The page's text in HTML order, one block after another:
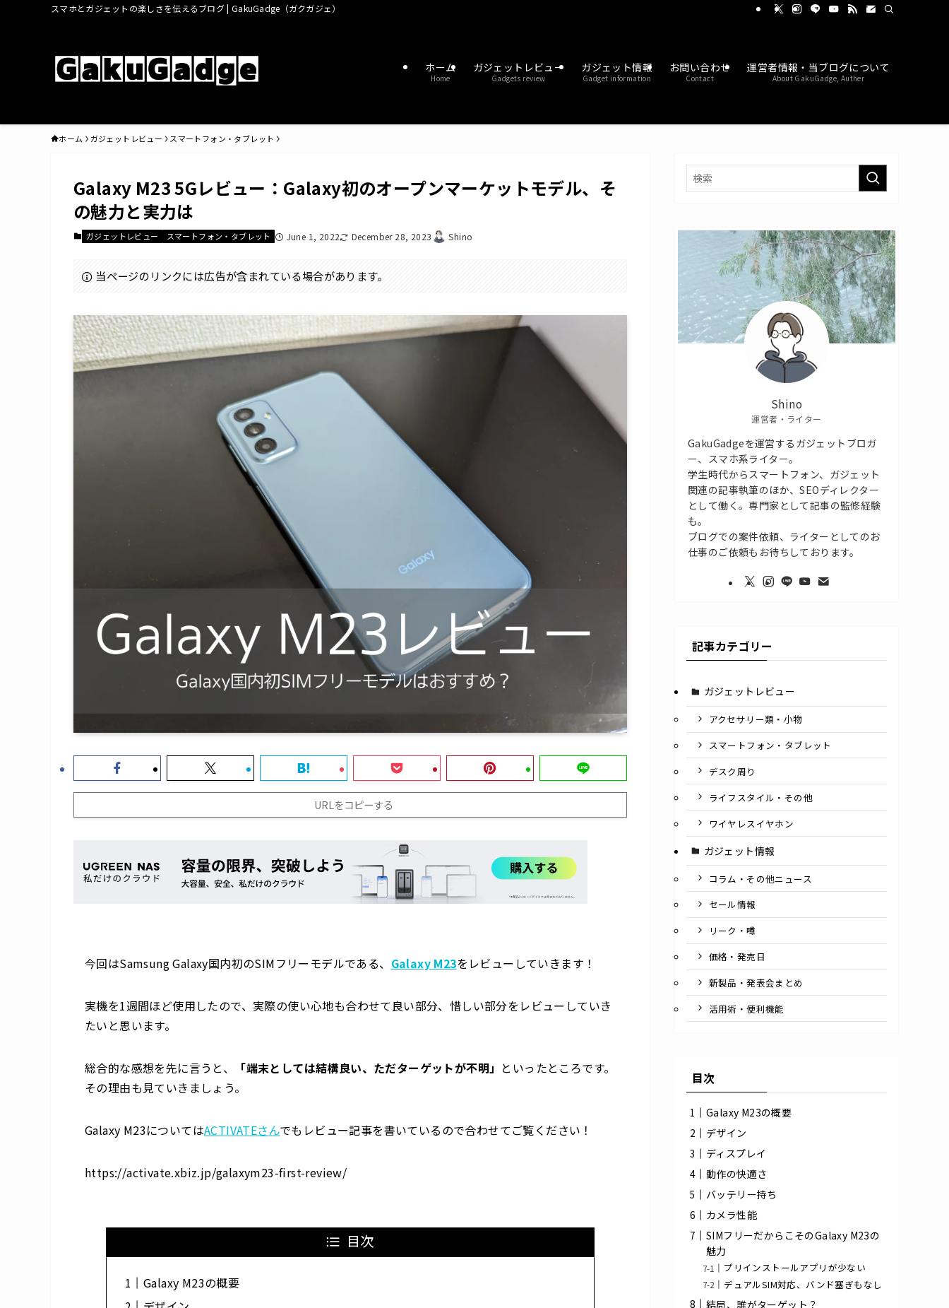
スマホとガジェットの楽しさを伝えるブログ | GakuGadge（ガクガジェ）
ホーム
Home
ガジェットレビュー
Gadgets review
ガジェット情報
Gadget information
お問い合わせ
Contact
運営者情報・当ブログについて
About GakuGadge, Auther
ホーム ガジェットレビュー スマートフォン・タブレット
Galaxy M23 5Gレビュー：Galaxy初のオープンマーケットモデル、そ
の魅力と実力は
ガジェットレビュー スマートフォン・タブレット June 1, 2022 December 28, 2023 Shino
当ページのリンクには広告が含まれている場合があります。
URLをコピーする
今回はSamsungGalaxy国内初のSIMフリーモデルである、 Galaxy M23をレビューしていきます！
実機を1週間ほど使用したので、実際の使い心地も合わせて 良い部分、惜しい部分をレビューしていき
たいと思います。
総合的な感想を先に言うと、 「端末としては結構良い、ただターゲットが不明」 といったところです。
その理由も見ていきましょう。
Galaxy M23についてはACTIVATEさんでもレビュー記事を書いているので合わせてご覧ください！
https://activate.xbiz.jp/galaxym23-first-review/
目次
Galaxy M23の概要
Shino
運営者・ライター
GakuGadgeを運営するガジェットブロガ
ー、スマホ系ライター。
学生時代からスマートフォン、ガジェット
関連の記事執筆のほか、SEOディレクター
として働く。専門家として記事の監修経験
も。
ブログでの案件依頼、ライターとしてのお
仕事のご依頼もお待ちしております。
記事カテゴリー
ガジェットレビュー
アクセサリー類・小物
スマートフォン・タブレット
デスク周り
ライフスタイル・その他
ワイヤレスイヤホン
ガジェット情報
コラム・その他ニュース
セール情報
リーク・噂
価格・発売日
新製品・発表会まとめ
活用術・便利機能
目次
Galaxy M23の概要
デザイン
ディスプレイ
動作の快適さ
バッテリー持ち
カメラ性能
SIMフリーだからこそのGalaxy M23の
魅力
プリインストールアプリが少ない
デュアルSIM対応、バンド塞ぎもなし
結局、誰がターゲット？